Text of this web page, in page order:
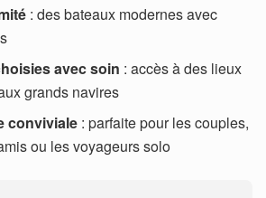
: des bateaux modernes avec
avec soin : accès à des lieux
grands navires
conviviale : parfaite pour les couples,
ou les voyageurs solo